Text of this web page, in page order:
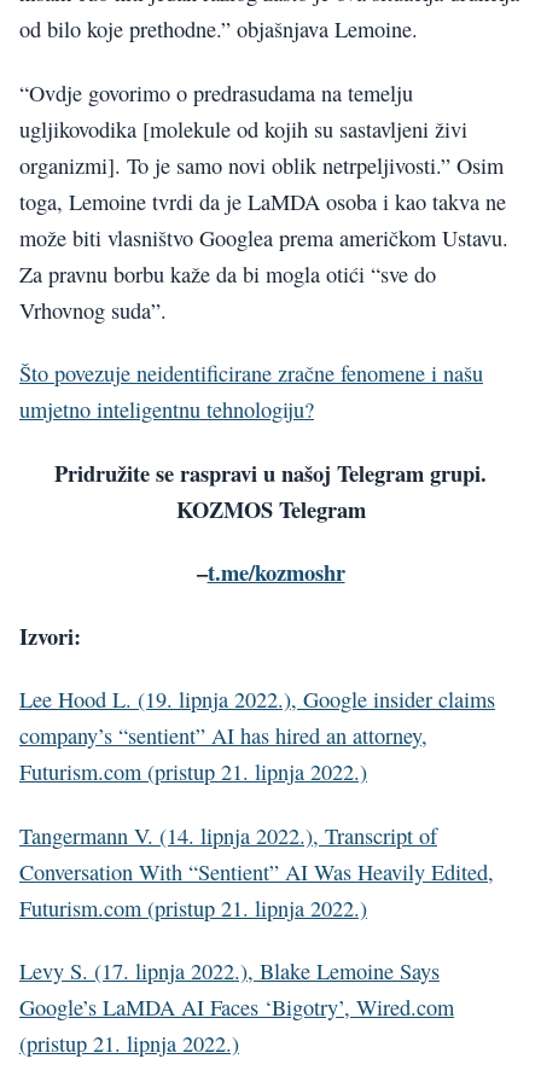
od bilo koje prethodne.” objašnjava Lemoine.
“Ovdje govorimo o predrasudama na temelju
ugljikovodika [molekule od kojih su sastavljeni živi
organizmi]. To je samo novi oblik netrpeljivosti.” Osim
toga, Lemoine tvrdi da je LaMDA osoba i kao takva ne
može biti vlasništvo Googlea prema američkom Ustavu.
Za pravnu borbu kaže da bi mogla otići “sve do
Vrhovnog suda”.
Što povezuje neidentificirane zračne fenomene i našu
umjetno inteligentnu tehnologiju?
Pridružite se raspravi u našoj Telegram grupi.
KOZMOS Telegram
–t.me/kozmoshr
Izvori:
Lee Hood L. (19. lipnja 2022.), Google insider claims
company’s “sentient” AI has hired an attorney,
Futurism.com (pristup 21. lipnja 2022.)
Tangermann V. (14. lipnja 2022.), Transcript of
Conversation With “Sentient” AI Was Heavily Edited,
Futurism.com (pristup 21. lipnja 2022.)
Levy S. (17. lipnja 2022.), Blake Lemoine Says
Google’s LaMDA AI Faces ‘Bigotry’, Wired.com
(pristup 21. lipnja 2022.)